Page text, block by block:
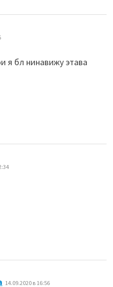
я бл нинавижу этава
14.09.2020 в 16:56